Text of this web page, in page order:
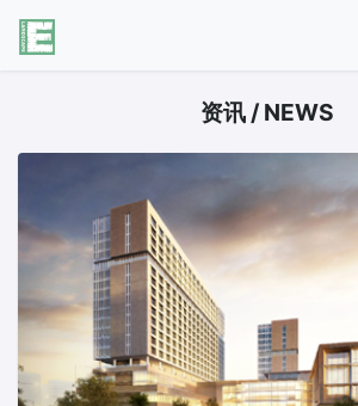
资讯 / NEWS